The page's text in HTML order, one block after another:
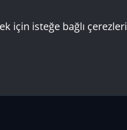
için isteğe bağlı çerezleri